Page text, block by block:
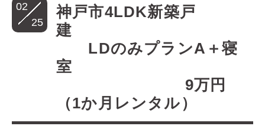
02
25
神戸市4LDK新築戸
建
LDのみプランA＋寝
室
9万円
（1か月レンタル）